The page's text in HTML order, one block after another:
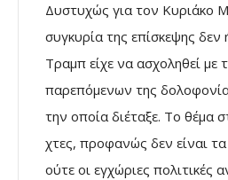
Δυστυχώς για τον Κυριάκο
συγκυρία της επίσκεψης δεν
Τραμπ είχε να ασχοληθεί με
παρεπόμενων της
την οποία διέταξε. Το θέμα
χτες, προφανώς δεν είναι
ούτε οι εγχώριες πολιτικές